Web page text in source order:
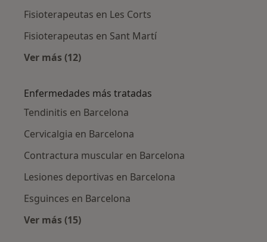
Fisioterapeutas en Les Corts
Fisioterapeutas en Sant Martí
Ver más (12)
Enfermedades más tratadas
Tendinitis en Barcelona
Cervicalgia en Barcelona
Contractura muscular en Barcelona
Lesiones deportivas en Barcelona
Esguinces en Barcelona
Ver más (15)